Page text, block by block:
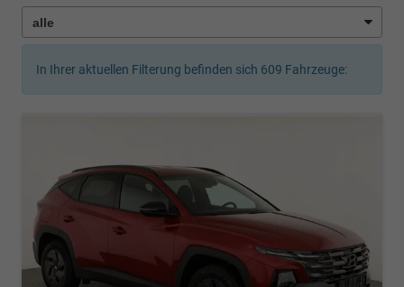
In Ihrer aktuellen Filterung befinden sich 609 Fahrzeuge: